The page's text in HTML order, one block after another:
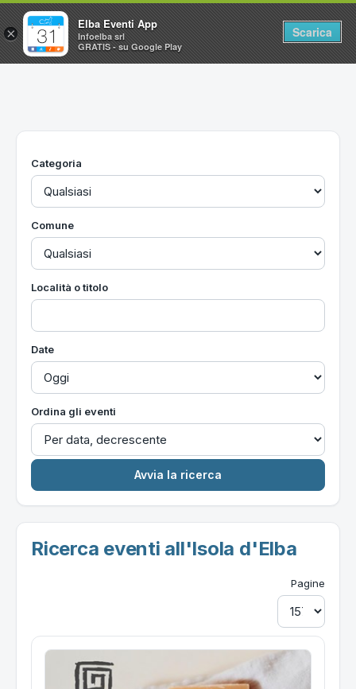
Home
Utilità
Categoria
Comune
Località o titolo
Date
Ordina gli eventi
Ricerca eventi all'Isola d'Elba
Pagine
×
Elba Eventi App
Infoelba srl
GRATIS - su Google Play
Scarica